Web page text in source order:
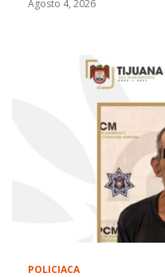
Agosto 4, 2026
POLICIACA